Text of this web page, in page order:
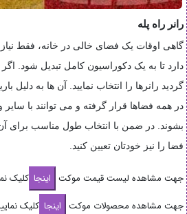
رانر راه پله
گاهی اوقات یک فضای خالی در خانه، فقط
دارد تا به یک دکوراسیون کامل تبدیل شود.
گردید رانرها را انتخاب نمایید. آن ها به
در همه فضاها قرار گرفته و می توانند با
بشوند. در ضمن با انتخاب طول مناسب برای
فضا را نیز خودتان تعیین کنید.
جهت مشاهده لیست قیمت موکت
کلیک
جهت مشاهده محصولات موکت
کلیک